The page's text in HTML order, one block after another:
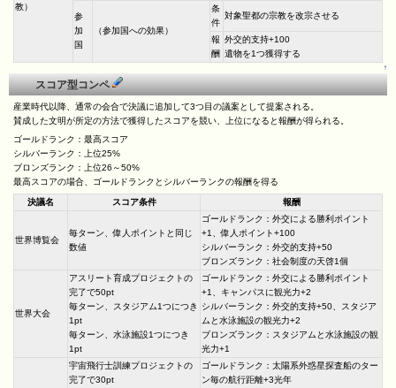
教）
参
加
国
（参加国への効果）
条
件
対象聖都の宗教を改宗させる
報
酬
外交的支持+100
遺物を1つ獲得する
↑
スコア型コンペ
産業時代以降、通常の会合で決議に追加して3つ目の議案として提案される。
賛成した文明が所定の方法で獲得したスコアを競い、上位になると報酬が得られる。
ゴールドランク：最高スコア
シルバーランク：上位25%
ブロンズランク：上位26～50%
最高スコアの場合、ゴールドランクとシルバーランクの報酬を得る
決議名 スコア条件 報酬
世界博覧会
毎ターン、偉人ポイントと同じ
数値
ゴールドランク：外交による勝利ポイント
+1、偉人ポイント+100
シルバーランク：外交的支持+50
ブロンズランク：社会制度の天啓1個
世界大会
アスリート育成プロジェクトの
完了で50pt
毎ターン、スタジアム1つにつき
1pt
毎ターン、水泳施設1つにつき
1pt
ゴールドランク：外交による勝利ポイント
+1、キャンパスに観光力+2
シルバーランク：外交的支持+50、スタジア
ムと水泳施設の観光力+2
ブロンズランク：スタジアムと水泳施設の観
光力+1
宇宙飛行士訓練プロジェクトの
完了で30pt
ゴールドランク：太陽系外惑星探査船のター
ン毎の航行距離+3光年